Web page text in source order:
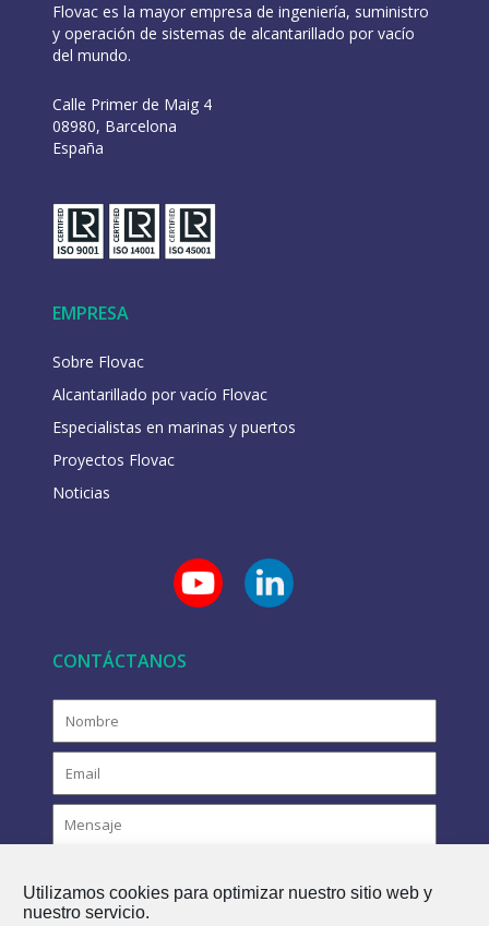
Utilizamos cookies para optimizar nuestro sitio web y
nuestro servicio.
Flovac es la mayor empresa de ingeniería, suministro
y operación de sistemas de alcantarillado por vacío
del mundo.
Calle Primer de Maig 4
08980, Barcelona
España
EMPRESA
Sobre Flovac
Alcantarillado por vacío Flovac
Especialistas en marinas y puertos
Proyectos Flovac
Noticias
CONTÁCTANOS